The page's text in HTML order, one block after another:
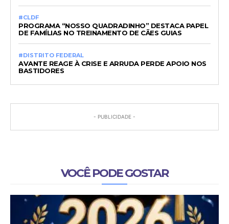
#CLDF
PROGRAMA “NOSSO QUADRADINHO” DESTACA PAPEL
DE FAMÍLIAS NO TREINAMENTO DE CÃES GUIAS
#DISTRITO FEDERAL
AVANTE REAGE À CRISE E ARRUDA PERDE APOIO NOS
BASTIDORES
- PUBLICIDADE -
VOCÊ PODE GOSTAR